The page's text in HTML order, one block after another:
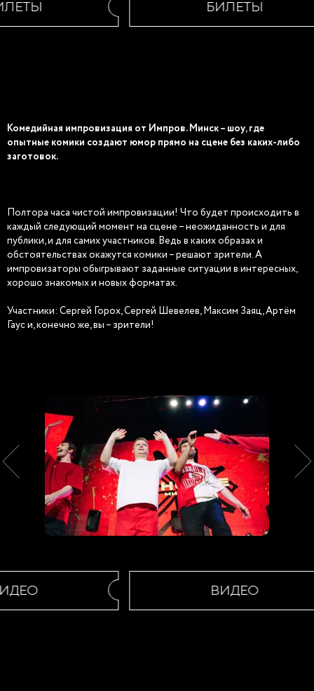
БИЛЕТЫ
Комедийная импровизация от Импров. Минск – шоу, где
опытные комики создают юмор прямо на сцене без каких-либо
заготовок.
Полтора часа чистой импровизации! Что будет происходить в
каждый следующий момент на сцене – неожиданность и для
публики, и для самих участников. Ведь в каких образах и
обстоятельствах окажутся комики – решают зрители. А
импровизаторы обыгрывают заданные ситуации в интересных,
хорошо знакомых и новых форматах.
Участники: Сергей Горох, Сергей Шевелев, Максим Заяц, Артём
Гаус и, конечно же, вы – зрители!
ВИДЕО